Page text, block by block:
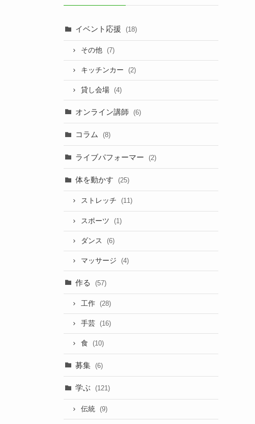
イベント応援 (18)
その他 (7)
キッチンカー (2)
貸し会場 (4)
オンライン講師 (6)
コラム (8)
ライブパフォーマー (2)
体を動かす (25)
ストレッチ (11)
スポーツ (1)
ダンス (6)
マッサージ (4)
作る (57)
工作 (28)
手芸 (16)
食 (10)
募集 (6)
学ぶ (121)
伝統 (9)